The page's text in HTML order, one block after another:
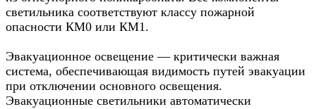
светильника соответствуют классу пожарной
опасности КМ0 или КМ1.
Эвакуационное освещение — критически важная
система, обеспечивающая видимость путей эвакуации
при отключении основного освещения.
Эвакуационные светильники автоматически